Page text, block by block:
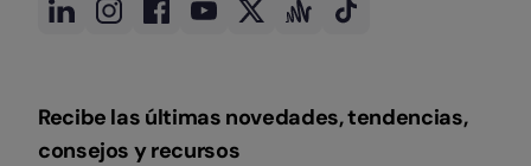
Recibe las últimas novedades, tendencias,
consejos y recursos